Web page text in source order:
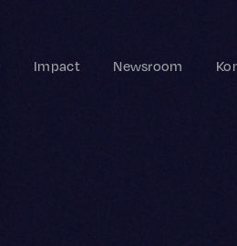
Impact Newsroom